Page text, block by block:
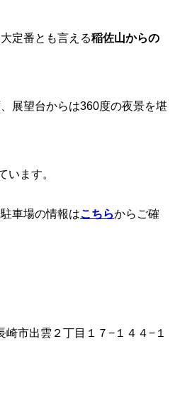
定番とも言える稲佐山からの
展望台からは360度の夜景を堪
います。
車場の情報はこちらからご確
市出雲２丁目１７−１４４−１